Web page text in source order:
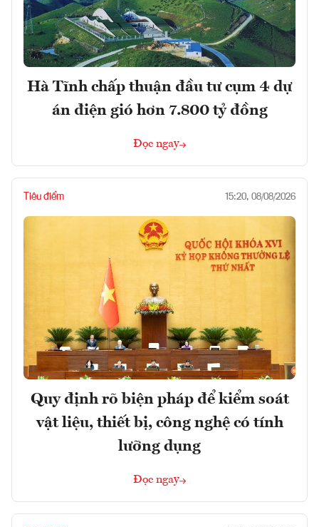
Hà Tĩnh chấp thuận đầu tư cụm 4 dự
án điện gió hơn 7.800 tỷ đồng
Đọc ngay
Tiêu điểm 15:20, 08/08/2026
Quy định rõ biện pháp để kiểm soát
vật liệu, thiết bị, công nghệ có tính
lưỡng dụng
Đọc ngay